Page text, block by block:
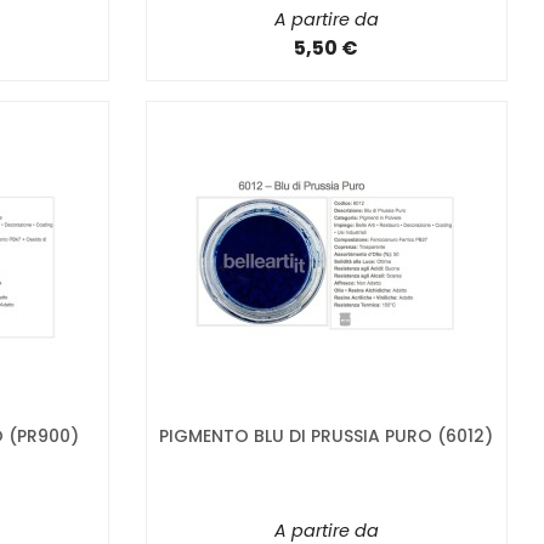
A partire da
5,50 €
(PR900) PIGMENTO BLU DI PRUSSIA PURO (6012)
A partire da